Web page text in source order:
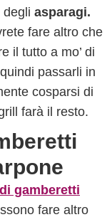
degli asparagi.
fare altro che
il tutto a mo’ di
quindi passarli in
cosparsi di
farà il resto.
gamberetti
fare altro